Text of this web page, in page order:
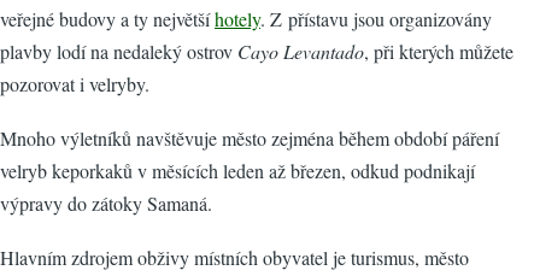
veřejné budovy a ty největšíhotely. Z přístavu jsou organizovány
plavby lodí na nedaleký ostrov Cayo Levantado, při kterých můžete
pozorovat i velryby.
Mnoho výletníků navštěvuje město zejména během období páření
velryb keporkaků v měsících leden až březen, odkud podnikají
výpravy do zátoky Samaná.
Hlavním zdrojem obživy místních obyvatel je turismus, město